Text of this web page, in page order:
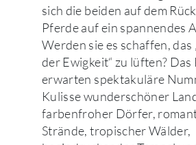
sich die beiden auf dem
Pferde auf ein spannendes
Werden sie es schaffen, das
der Ewigkeit“ zu lüften?
erwarten spektakuläre
Kulisse wunderschöner
farbenfroher Dörfer,
Strände, tropischer Wälder,